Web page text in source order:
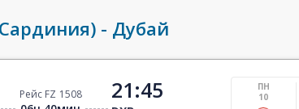
- Дубай
Рейс FZ 1508 21:45
ПН
10